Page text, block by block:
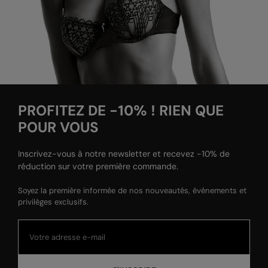
PROFITEZ DE -10% ! RIEN QUE
POUR VOUS
Inscrivez-vous à notre newsletter et recevez -10% de
réduction sur votre première commande.
Soyez la première informée de nos nouveautés, événements et
privilèges exclusifs.